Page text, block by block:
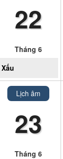
22
Tháng 6
Xấu
Lịch âm
23
Tháng 6